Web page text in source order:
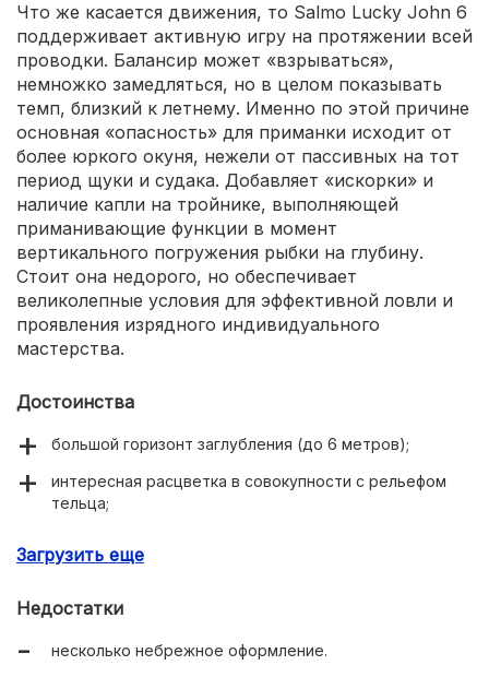
Что же касается движения, то Salmo Lucky John 6
поддерживает активную игру на протяжении всей
проводки. Балансир может «взрываться»,
немножко замедляться, но в целом показывать
темп, близкий к летнему. Именно по этой причине
основная «опасность» для приманки исходит от
более юркого окуня, нежели от пассивных на тот
период щуки и судака. Добавляет «искорки» и
наличие капли на тройнике, выполняющей
приманивающие функции в момент
вертикального погружения рыбки на глубину.
Стоит она недорого, но обеспечивает
великолепные условия для эффективной ловли и
проявления изрядного индивидуального
мастерства.
Достоинства
большой горизонт заглубления (до 6 метров);
интересная расцветка в совокупности с рельефом
тельца;
хищников водоёма;
Загрузить еще
Недостатки
несколько небрежное оформление.